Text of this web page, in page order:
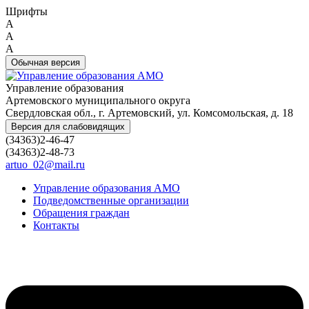
Шрифты
A
A
A
Обычная версия
Управление образования
Артемовского муниципального округа
Свердловская обл., г. Артемовский, ул. Комсомольская, д. 18
Версия для слабовидящих
(34363)2-46-47
(34363)2-48-73
artuo_02@mail.ru
Управление образования АМО
Подведомственные организации
Обращения граждан
Контакты